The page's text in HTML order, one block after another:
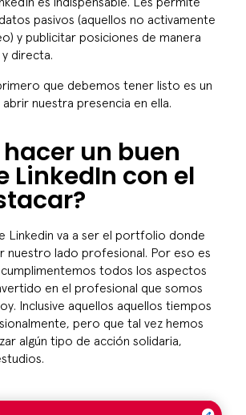
pasivos (aquellos no activamente
y publicitar posiciones de manera
directa.
que debemos tener listo es un
nuestra presencia en ella.
un buen
LinkedIn con el
Linkedin va a ser el portfolio donde
nuestro lado profesional. Por eso es
todos los aspectos
en el profesional que somos
Inclusive aquellos aquellos tiempos
pero que tal vez hemos
algún tipo de acción solidaria,